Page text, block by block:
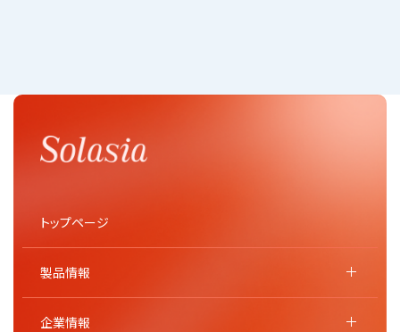
トップページ
製品情報
企業情報